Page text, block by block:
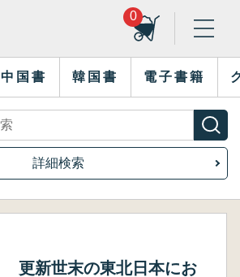
0
中国書 韓国書 電子書籍
詳細検索
更新世末の東北日本にお